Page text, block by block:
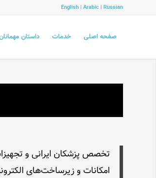
English | Arabic | Russian
صفحه اصلی خدمات داستان
تخصص پزشکان ایرانی و
امکانات و زیرساخت‌های